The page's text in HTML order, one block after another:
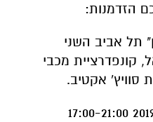
הזדמנות:
תל אביב השני
קונפדרציית מכבי
סוויץ' אקטיב.